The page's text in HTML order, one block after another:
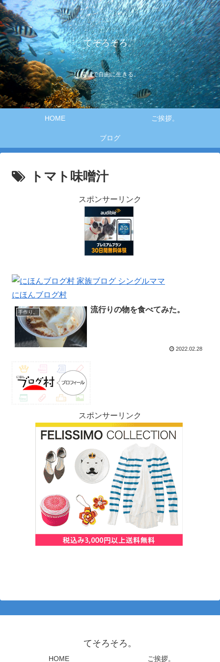
てそろそろ。
笑顔で自由に生きる。
HOME ご挨拶。
ブログ
トマト味噌汁
スポンサーリンク
にほんブログ村
手作り。 流行りの物を食べてみた。
2022.02.28
スポンサーリンク
てそろそろ。
HOME ご挨拶。